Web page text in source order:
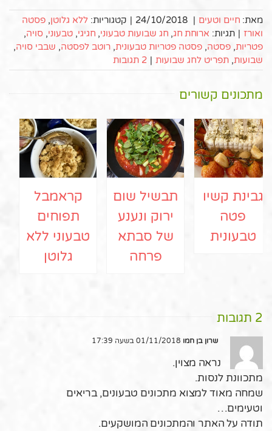
מאת: חיים וטעים |
24/10/2018
| קטגוריות: ללא גלוטן, פסטה
ואורז | תגיות: ארוחת חג, חג שבועות טבעוני, חגיגי, טבעוני, סויה,
פטריות, פסטה, פסטה פטריות טבעונית, רוטב לפסטה, שבבי סויה,
שבועות, תפריט לחג שבועות | 2 תגובות
מתכונים קשורים
קראמבל
תפוחים
טבעוני ללא
גלוטן
תבשיל שום
ירוק ונענע
של סבתא
פרחה
גבינת קשיו
פטה
טבעונית
2 תגובות
שרון בן חמו
נראה מצוין.
מתכוונת לנסות.
שמחה מאוד למצוא מתכונים טבעונים, בריאים
וטעימים…
תודה על האתר והמתכונים המושקעים.